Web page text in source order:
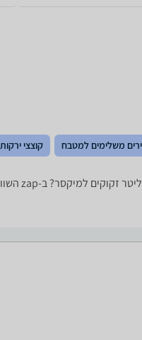
משלימים למטבח קוצצי ירקות